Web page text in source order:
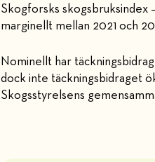
Skogforsks skogsbruksindex
marginellt mellan 2021 och
Nominellt har
dock inte täckningsbidraget
Skogsstyrelsens